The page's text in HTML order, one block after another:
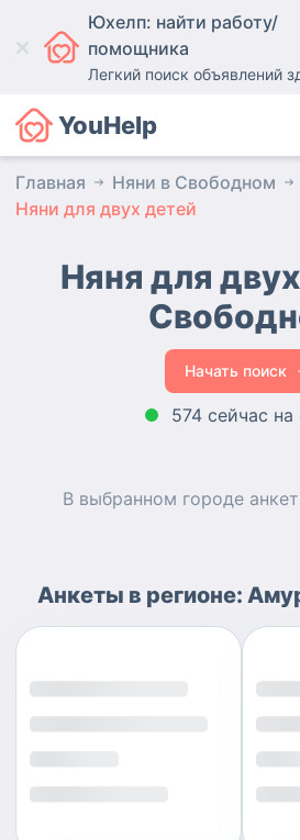
Юхелп: найти работу/
помощника
Легкий поиск объявлений
YouHelp
Главная
Няни в Свободном
Няни для двух детей
Няня для
Начать поиск
574 сейчас на
В выбранном городе
Анкеты в регионе: